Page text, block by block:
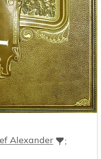
Alexander
;